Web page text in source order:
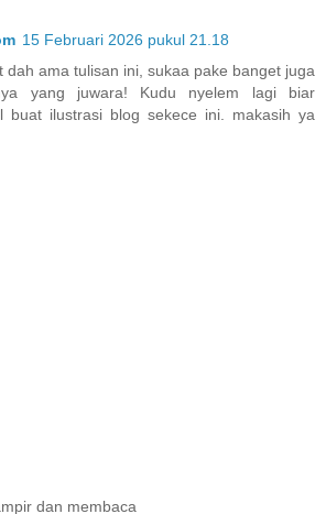
15 Februari 2026 pukul 21.18
dah ama tulisan ini, sukaa pake banget juga
yang juwara! Kudu nyelem lagi biar
buat ilustrasi blog sekece ini. makasih ya
dan membaca